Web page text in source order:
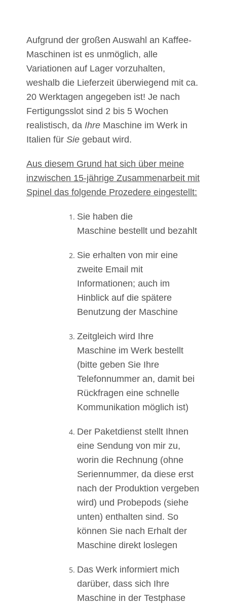
Aufgrund der großen Auswahl an Kaffee-
Maschinen ist es unmöglich, alle
Variationen auf Lager vorzuhalten,
weshalb die Lieferzeit überwiegend mit ca.
20 Werktagen angegeben ist! Je nach
Fertigungsslot sind 2 bis 5 Wochen
realistisch, da Ihre Maschine im Werk in
Italien für Sie gebaut wird.
Aus diesem Grund hat sich über meine
inzwischen 15-jährige Zusammenarbeit mit
Spinel das folgende Prozedere eingestellt:
Sie haben die
Maschine bestellt und bezahlt
Sie erhalten von mir eine
zweite Email mit
Informationen; auch im
Hinblick auf die spätere
Benutzung der Maschine
Zeitgleich wird Ihre
Maschine im Werk bestellt
(bitte geben Sie Ihre
Telefonnummer an, damit bei
Rückfragen eine schnelle
Kommunikation möglich ist)
Der Paketdienst stellt Ihnen
eine Sendung von mir zu,
worin die Rechnung (ohne
Seriennummer, da diese erst
nach der Produktion vergeben
wird) und Probepods (siehe
unten) enthalten sind. So
können Sie nach Erhalt der
Maschine direkt loslegen
Das Werk informiert mich
darüber, dass sich Ihre
Maschine in der Testphase